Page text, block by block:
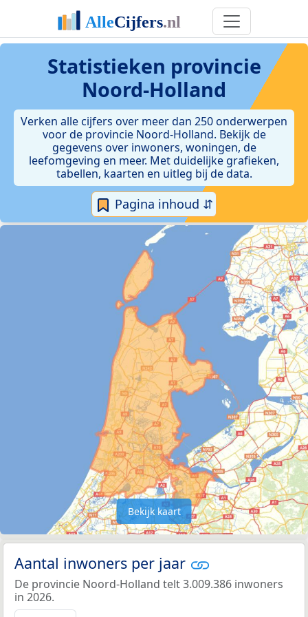
Statistieken provincie
Noord-Holland
Verken alle cijfers over meer dan 250 onderwerpen
voor de provincie Noord-Holland. Bekijk de
gegevens over inwoners, woningen, de
leefomgeving en meer. Met duidelijke grafieken,
tabellen, kaarten en uitleg bij de data.
Pagina inhoud ⇵
Bekijk kaart
Aantal inwoners per jaar
De provincie Noord-Holland telt 3.009.386 inwoners
in 2026.